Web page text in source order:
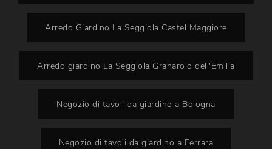
Arredo Giardino La Seggiola Castel Maggiore
Arredo giardino La Seggiola Granarolo dell'Emilia
Negozio di tavoli da giardino a Bologna
Negozio di tavoli da giardino a Ferrara